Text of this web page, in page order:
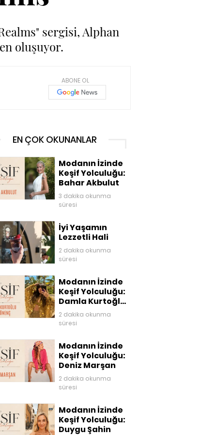
sergisi, Alphan
oluşuyor.
ABONE OL
EN ÇOK OKUNANLAR
Modanın İzinde
Keşif Yolculuğu:
Bahar Akbulut
3 dakika okunma
süresi
İyi Yaşamın
Lezzetli Hali
2 dakika okunma
süresi
Modanın İzinde
Keşif Yolculuğu:
Damla Kurtoğlu
Akgönenç
2 dakika okunma
süresi
Modanın İzinde
Keşif Yolculuğu:
Deniz Marşan
2 dakika okunma
süresi
Modanın İzinde
Keşif Yolculuğu:
Duygu Şahin